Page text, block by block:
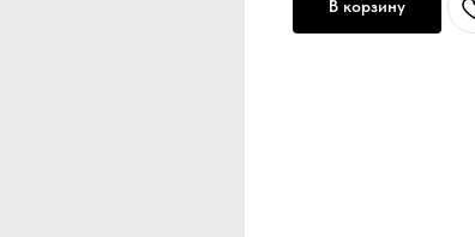
В корзину